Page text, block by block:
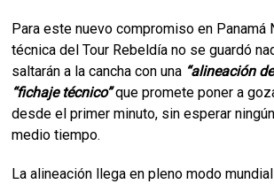
Para este nuevo compromiso en Panamá
técnica del Tour Rebeldía no se guardó
saltarán a la cancha con una “alineación
“fichaje técnico”que promete poner a
desde el primer minuto, sin esperar
medio tiempo.
La alineación llega en pleno modo